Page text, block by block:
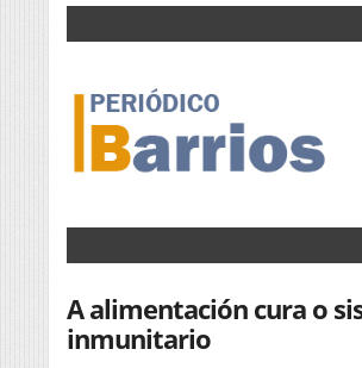
A alimentación cura o
inmunitario